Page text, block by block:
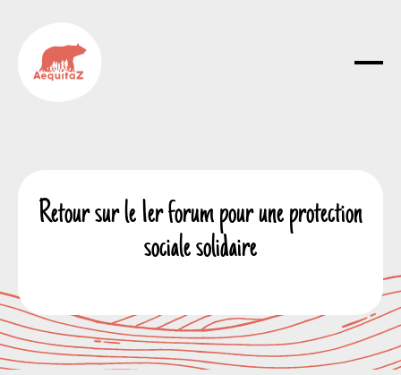
Retour sur le 1er forum pour une protection
sociale solidaire